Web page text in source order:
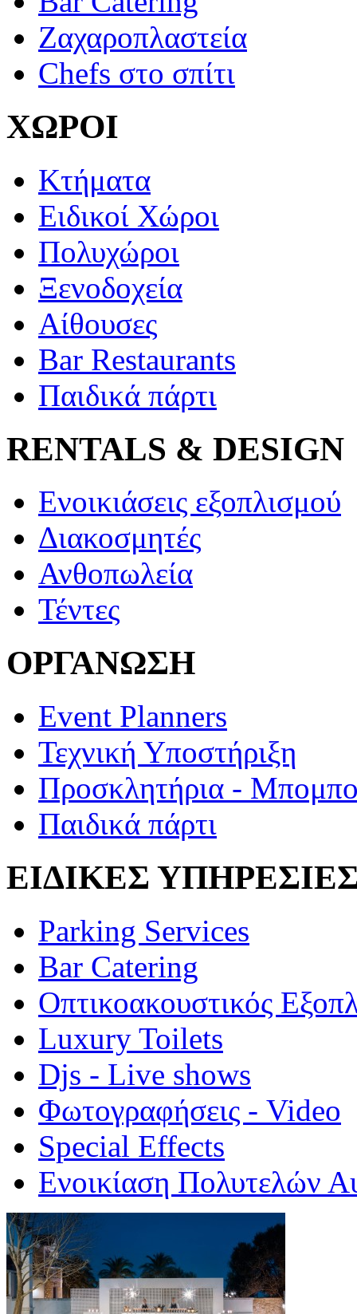
Ζαχαροπλαστεία
Chefs στο σπίτι
ΧΩΡΟΙ
Κτήματα
Ειδικοί Χώροι
Πολυχώροι
Ξενοδοχεία
Αίθουσες
Bar Restaurants
Παιδικά πάρτι
RENTALS & DESIGN
Ενοικιάσεις εξοπλισμού
Διακοσμητές
Ανθοπωλεία
Τέντες
ΟΡΓΑΝΩΣΗ
Event Planners
Τεχνική Υποστήριξη
Προσκλητήρια -
Παιδικά πάρτι
ΕΙΔΙΚΕΣ
Parking Services
Bar Catering
Οπτικοακουστικός
Luxury Toilets
Djs - Live shows
Φωτογραφήσεις - Video
Special Εffects
Ενοικίαση Πολυτελών